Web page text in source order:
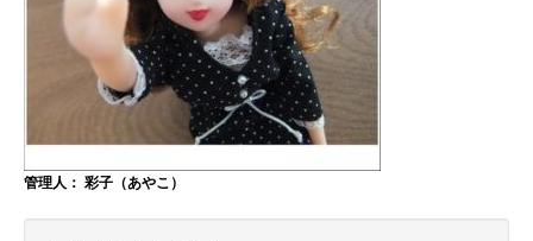
管理人： 彩子（あやこ）